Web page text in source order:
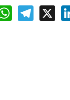
X